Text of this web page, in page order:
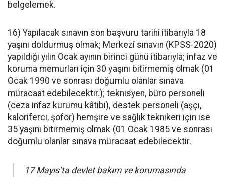
belgelemek.
16) Yapılacak sınavın son başvuru tarihi itibarıyla 18
yaşını doldurmuş olmak; Merkezî sınavın (KPSS-2020)
yapıldığı yılın Ocak ayının birinci günü itibarıyla; infaz ve
koruma memurları için 30 yaşını bitirmemiş olmak (01
Ocak 1990 ve sonrası doğumlu olanlar sınava
müracaat edebilecektir.); teknisyen, büro personeli
(ceza infaz kurumu kâtibi), destek personeli (aşçı,
kaloriferci, şoför) hemşire ve sağlık teknikeri için ise
35 yaşını bitirmemiş olmak (01 Ocak 1985 ve sonrası
doğumlu olanlar sınava müracaat edebilecektir.
17 Mayıs’ta devlet bakım ve korumasında